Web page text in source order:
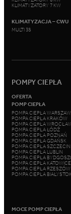
KLIMATYZATORY 7 KW
KLIMATYZACJA – CWU
MULTI 3S
POMPY CIEPŁA
OFERTA
POMP CIEPŁA
POMPA CIEPŁA
POMPA CIEPŁA KRAKÓW
POMPA CIEPŁA
POMPA CIEPŁA ŁÓDŹ
POMPA CIEPŁA POZNAŃ
POMPA CIEPŁA GDAŃSK
POMPA CIEPŁA SZCZECIN
POMPA CIEPŁA LUBLIN
POMPA CIEPŁA
POMPA CIEPŁA KATOWICE
POMPA CIEPŁA RZESZÓW
POMPA CIEPŁA
MOCE POMP CIEPŁA